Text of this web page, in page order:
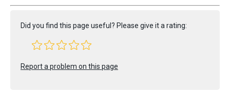
Did you find this page useful? Please give it a rating:
Report a problem on this page